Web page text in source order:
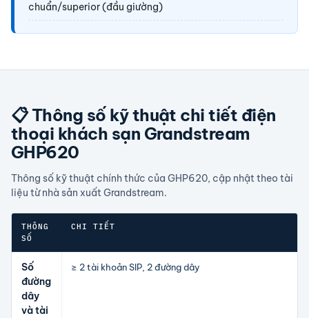
chuẩn/superior (đầu giường)
📋 Thông số kỹ thuật chi tiết điện
thoại khách sạn Grandstream
GHP620
Thông số kỹ thuật chính thức của GHP620, cập nhật theo tài
liệu từ nhà sản xuất Grandstream.
Bảng thông số kỹ thuật GHP620 — theo tài liệu chính hãng.
THÔNG
SỐ
CHI TIẾT
Số
đường
dây
và tài
≥ 2 tài khoản SIP, 2 đường dây